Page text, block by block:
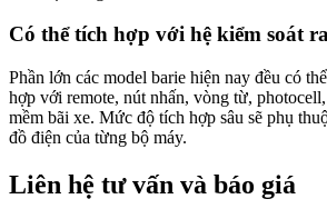
Có thể tích hợp với hệ kiểm soát
Phần lớn các model barie hiện nay đều có
hợp với remote, nút nhấn, vòng từ,
mềm bãi xe. Mức độ tích hợp sâu sẽ phụ
đồ điện của từng bộ máy.
Liên hệ tư vấn và báo giá